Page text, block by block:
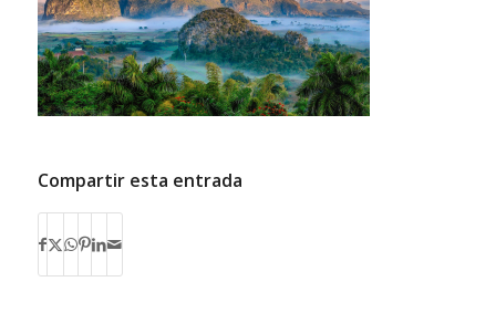
Compartir esta entrada